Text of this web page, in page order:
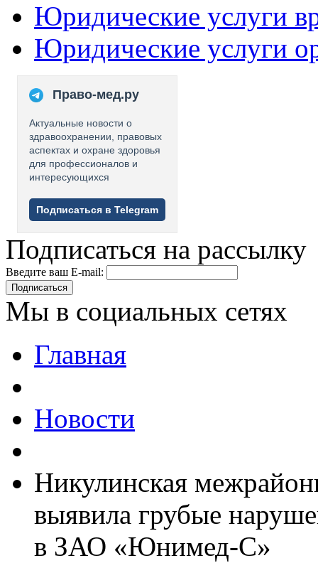
Юридические услуги
Юридические услуги
Право-мед.ру
Актуальные новости о
здравоохранении, правовых
аспектах и охране здоровья
для профессионалов и
интересующихся
Подписаться в Telegram
Подписаться на рассылку
Введите ваш E-mail:
Подписаться
Мы в социальных сетях
Главная
Новости
Никулинская
выявила грубые
в ЗАО «Юнимед-С»